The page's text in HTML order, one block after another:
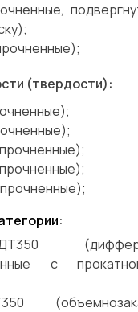
(твердости):
с